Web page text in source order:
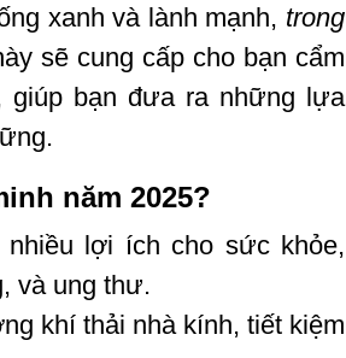
xanh và lành mạnh, trong
sẽ cung cấp cho bạn cẩm
giúp bạn đưa ra những lựa
năm 2025?
lợi ích cho sức khỏe,
và ung thư.
khí thải nhà kính, tiết kiệm